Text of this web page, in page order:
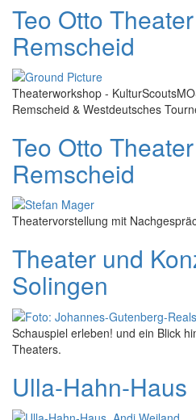
Teo Otto
Remscheid
Theaterworkshop -
Remscheid & Westdeutsches
Teo Otto
Remscheid
Theatervorstellung mit
Theater und
Solingen
Schauspiel erleben! und ein Blick
Theaters.
Ulla-Hahn-Haus